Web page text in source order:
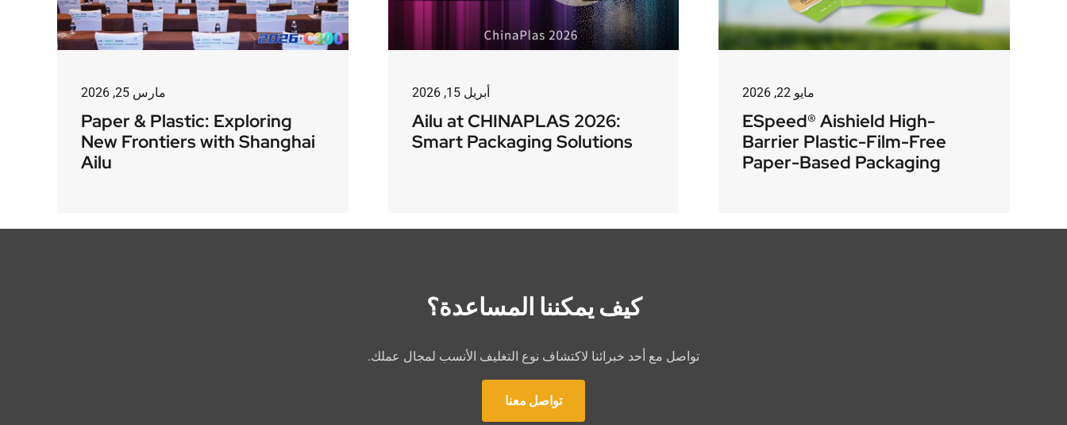
مايو 22, 2026
ESpeed® Aishield High-
Barrier Plastic-Film-Free
Paper-Based Packaging
أبريل 15, 2026
Ailu at CHINAPLAS 2026:
Smart Packaging Solutions
مارس 25, 2026
Paper & Plastic: Exploring
New Frontiers with Shanghai
Ailu
كيف يمكننا المساعدة؟
تواصل مع أحد خبرائنا لاكتشاف نوع التغليف الأنسب لمجال عملك.
تواصل معنا